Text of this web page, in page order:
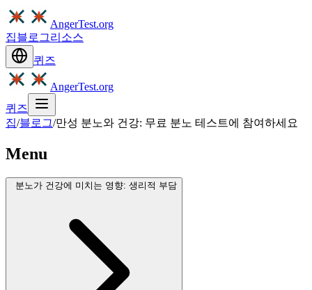
AngerTest.org
집블로그리소스
퀴즈
AngerTest.org
퀴즈
집/블로그/만성 분노와 건강: 무료 분노 테스트에 참여하세요
Menu
분노가 건강에 미치는 영향: 생리적 부담